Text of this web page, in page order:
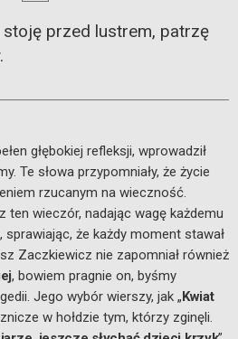
stoję przed lustrem, patrzę
głębokiej refleksji, wprowadził
Te słowa przypomniały, że życie
rzucanym na wieczność.
ten wieczór, nadając wagę każdemu
że każdy moment stawał
Zaczkiewicz nie zapomniał również
, bowiem pragnie on, byśmy
Jego wybór wierszy, jak „Kwiat
w hołdzie tym, którzy zginęli.